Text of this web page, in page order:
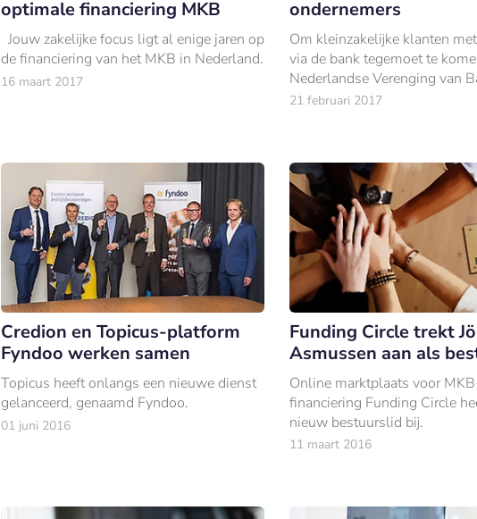
optimale financiering MKB
Jouw zakelijke focus ligt al enige jaren op
de financiering van het MKB in Nederland.
16 maart 2017
ondernemers
Om kleinzakelijke klanten
via de bank tegemoet te
Nederlandse Verenging van
(NVB) momenteel aan het
21 februari 2017
Credion en Topicus-platform
Fyndoo werken samen
Topicus heeft onlangs een nieuwe dienst
gelanceerd, genaamd Fyndoo.
01 juni 2016
Funding Circle trekt
Asmussen aan als
Online marktplaats voor
financiering Funding Circle
nieuw bestuurslid bij.
11 maart 2016